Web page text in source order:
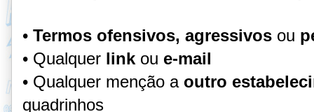
• Termos ofensivos, agressivos ou
• Qualquer link ou e-mail
• Qualquer menção a outro
quadrinhos